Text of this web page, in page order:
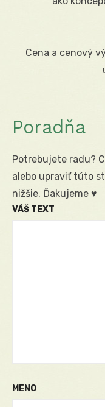
Next
Cena a cenový
Poradňa
Potrebujete radu?
alebo upraviť túto
nižšie. Ďakujeme ♥
VÁŠ TEXT
MENO